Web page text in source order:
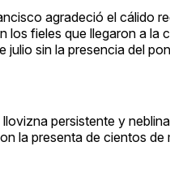
agradeció el cálido
fieles que llegaron a la
julio sin la presencia del
persistente y
la presenta de cientos